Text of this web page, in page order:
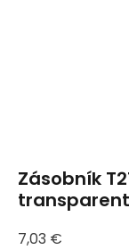
Zásobník
transparent
7,03 €